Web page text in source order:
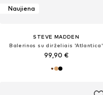
Naujiena
STEVE MADDEN
Balerinos su dirželiais 'Atlantica'
99,90 €